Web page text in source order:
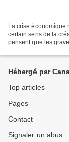
La crise économique
certain sens de la
pensent que les
Hébergé par
Top articles
Pages
Contact
Signaler un abus